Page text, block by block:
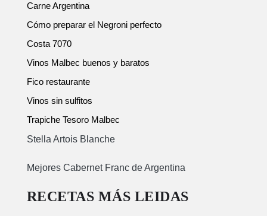
Carne Argentina
Cómo preparar el Negroni perfecto
Costa 7070
Vinos Malbec buenos y baratos
Fico restaurante
Vinos sin sulfitos
Trapiche Tesoro Malbec
Stella Artois Blanche
Mejores Cabernet Franc de Argentina
RECETAS MÁS LEIDAS